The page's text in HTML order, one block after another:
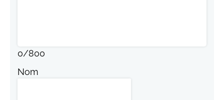
0/800
Nom